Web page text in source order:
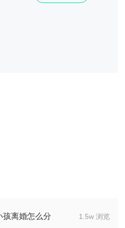
再婚女方带小孩离婚怎么分